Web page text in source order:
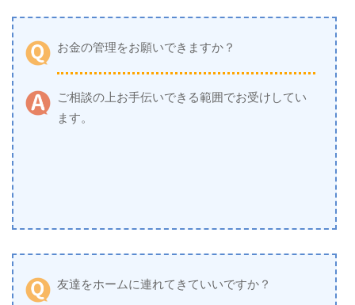
お金の管理をお願いできますか？
ご相談の上お手伝いできる範囲でお受けしてい
ます。
友達をホームに連れてきていいですか？